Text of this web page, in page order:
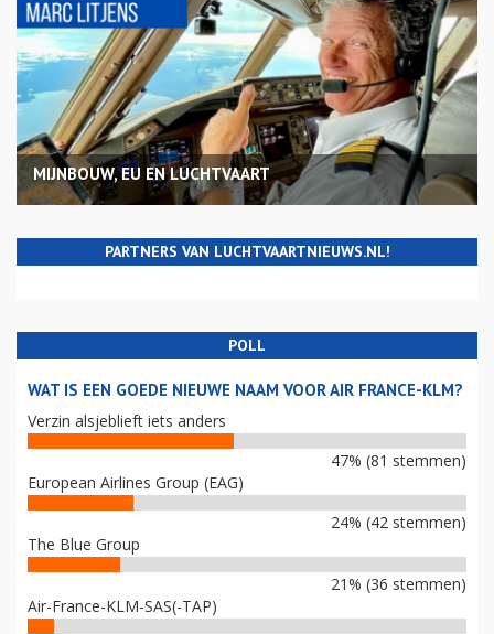
MIJNBOUW, EU EN LUCHTVAART
PARTNERS VAN LUCHTVAARTNIEUWS.NL!
POLL
WAT IS EEN GOEDE NIEUWE NAAM VOOR AIR FRANCE-KLM?
Verzin alsjeblieft iets anders
47% (81 stemmen)
European Airlines Group (EAG)
24% (42 stemmen)
The Blue Group
21% (36 stemmen)
Air-France-KLM-SAS(-TAP)